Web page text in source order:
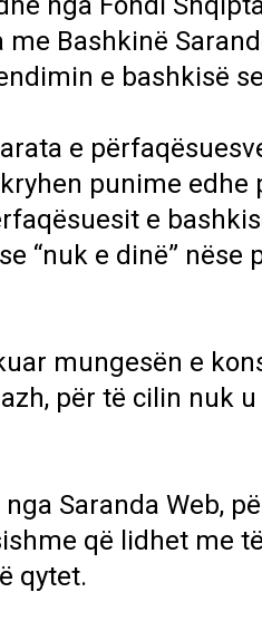
Bashkinë
e bashkisë
e
punime
e
“nuk e dinë”
mungesën e
për të cilin nuk
nga Saranda Web,
që lidhet me
qytet.